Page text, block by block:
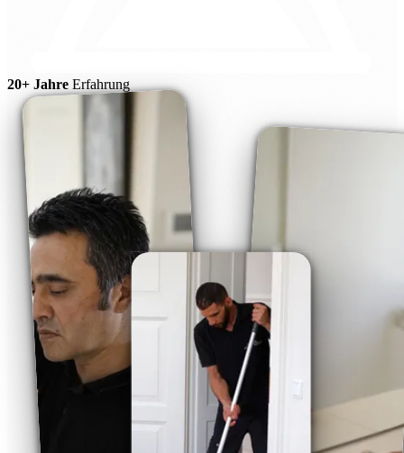
20+ Jahre Erfahrung